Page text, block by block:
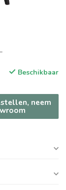
Beschikbaar
neem